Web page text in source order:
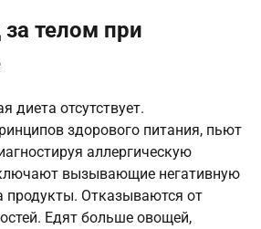
телом при
диета отсутствует.
здорового питания, пьют
аллергическую
вызывающие негативную
продукты. Отказываются от
Едят больше овощей,